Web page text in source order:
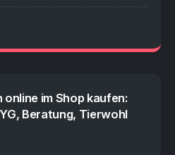
online im Shop kaufen:
Beratung, Tierwohl